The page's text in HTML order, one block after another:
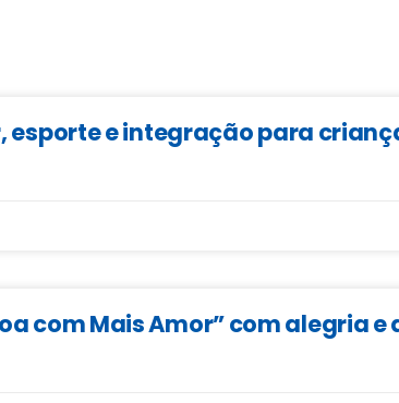
esporte e integração para
com Mais Amor” com alegria